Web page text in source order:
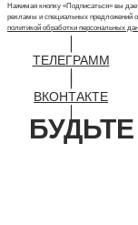
Нажимая кнопку «Подписаться» вы
рекламы и специальных предложений
политикой обработки персональных
ТЕЛЕГРАММ
ВКОНТАКТЕ